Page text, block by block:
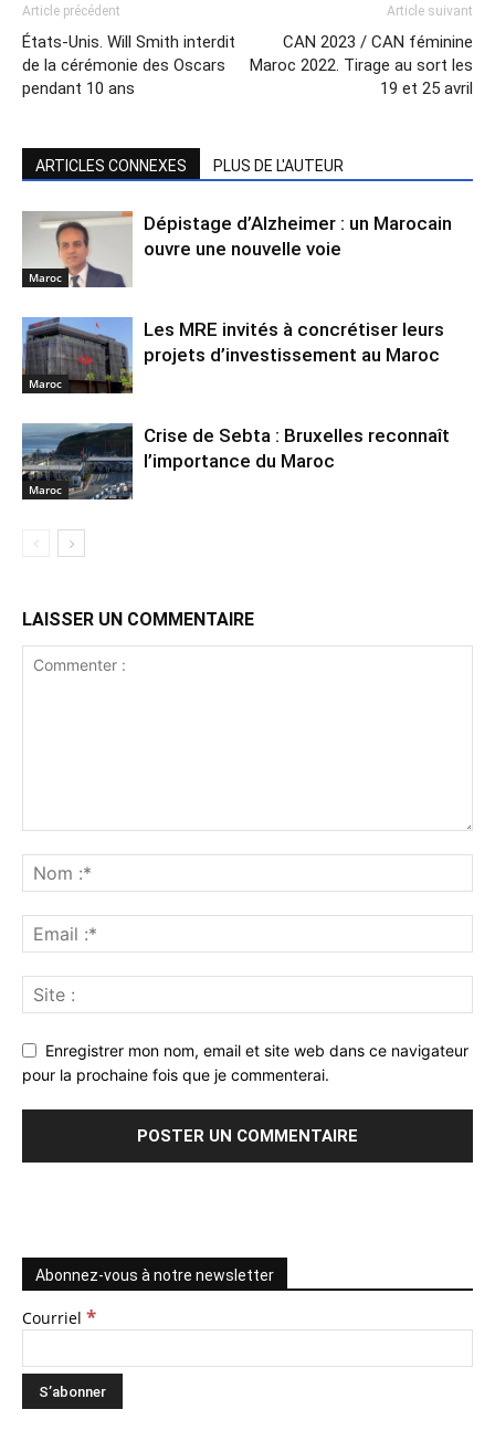
Article précédent
États-Unis. Will Smith interdit
de la cérémonie des Oscars
pendant 10 ans
Article suivant
CAN 2023 / CAN féminine
Maroc 2022. Tirage au sort les
19 et 25 avril
ARTICLES CONNEXES PLUS DE L'AUTEUR
Maroc
Dépistage d’Alzheimer : un Marocain
ouvre une nouvelle voie
Maroc
Les MRE invités à concrétiser leurs
projets d’investissement au Maroc
Maroc
Crise de Sebta : Bruxelles reconnaît
l’importance du Maroc
LAISSER UN COMMENTAIRE
Enregistrer mon nom, email et site web dans ce navigateur
pour la prochaine fois que je commenterai.
Abonnez-vous à notre newsletter
Courriel *